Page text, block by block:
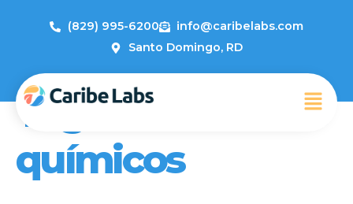
(829) 995-6200
info@caribelabs.com
Santo Domingo, RD
Tag:Laboratorios
químicos